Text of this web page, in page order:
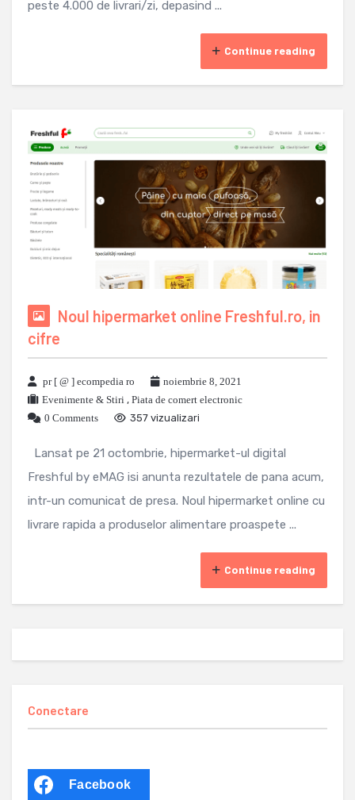
peste 4.000 de livrari/zi, depasind ...
Continue reading
Noul hipermarket online Freshful.ro, in
cifre
pr [ @ ] ecompedia ro
noiembrie 8, 2021
Evenimente & Stiri , Piata de comert electronic
0 Comments
357 vizualizari
Lansat pe 21 octombrie, hipermarket-ul digital
Freshful by eMAG isi anunta rezultatele de pana acum,
intr-un comunicat de presa. Noul hipermarket online cu
livrare rapida a produselor alimentare proaspete ...
Continue reading
Conectare
Facebook